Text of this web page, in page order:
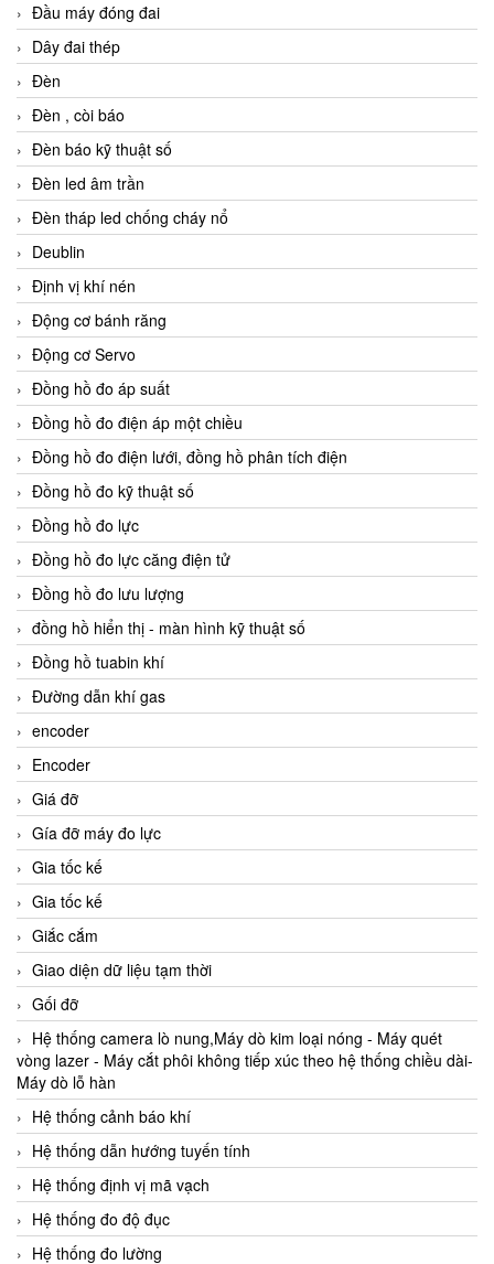
Đầu máy đóng đai
Dây đai thép
Đèn
Đèn , còi báo
Đèn báo kỹ thuật số
Đèn led âm trần
Đèn tháp led chống cháy nổ
Deublin
Định vị khí nén
Động cơ bánh răng
Động cơ Servo
Đồng hồ đo áp suất
Đồng hồ đo điện áp một chiều
Đồng hồ đo điện lưới, đồng hồ phân tích điện
Đồng hồ đo kỹ thuật số
Đồng hồ đo lực
Đồng hồ đo lực căng điện tử
Đồng hồ đo lưu lượng
đồng hồ hiển thị - màn hình kỹ thuật số
Đồng hồ tuabin khí
Đường dẫn khí gas
encoder
Encoder
Giá đỡ
Gía đỡ máy đo lực
Gia tốc kế
Gia tốc kế
Giắc cắm
Giao diện dữ liệu tạm thời
Gối đỡ
Hệ thống camera lò nung,Máy dò kim loại nóng - Máy quét
vòng lazer - Máy cắt phôi không tiếp xúc theo hệ thống chiều dài-
Máy dò lỗ hàn
Hệ thống cảnh báo khí
Hệ thống dẫn hướng tuyến tính
Hệ thống định vị mã vạch
Hệ thống đo độ đục
Hệ thống đo lường